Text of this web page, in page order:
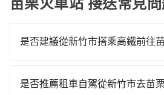
是否建議從新竹市搭乘高鐵前往
費時、轉車麻煩！新竹-苗栗雖然
是否推薦租車自駕從新竹市去苗